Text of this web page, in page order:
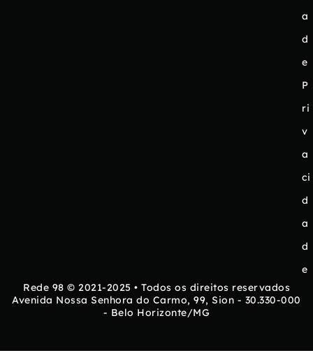
a
d
e
P
ri
v
a
ci
d
a
d
e
Rede 98 © 2021-2025 • Todos os direitos reservados
Avenida Nossa Senhora do Carmo, 99, Sion - 30.330-000
- Belo Horizonte/MG